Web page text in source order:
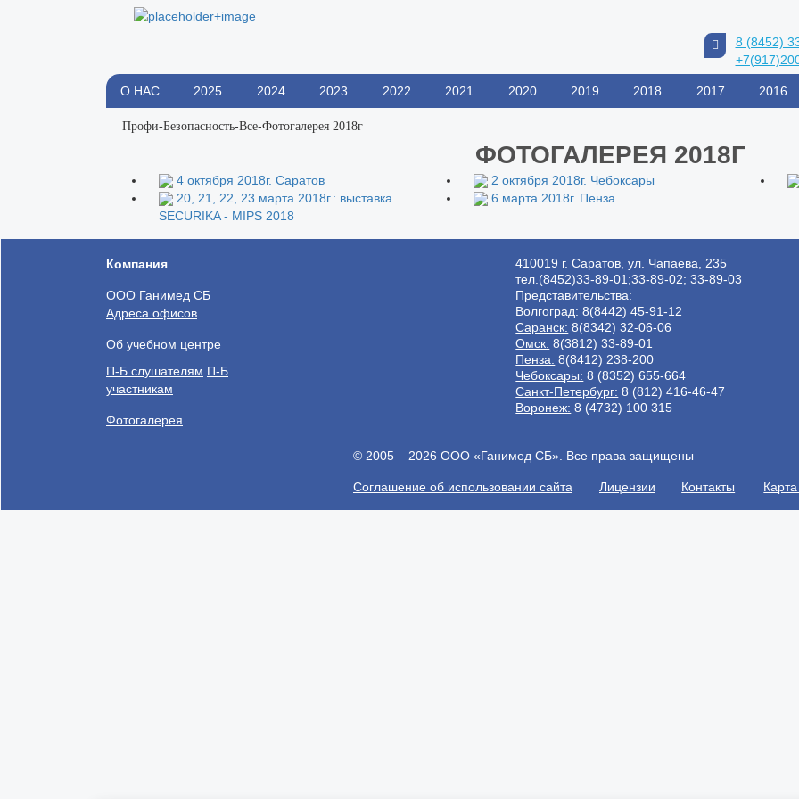
8 (8452)
О НАС 2025 2024 2023 2022 2021 2020 2019 2018 2017 2016
Профи-Безопасность-Все-Фотогалерея 2018г
ФОТОГАЛЕРЕЯ 2018Г
4 октября 2018г. Саратов 2 октября 2018г. Чебоксары
20, 21, 22, 23 марта 2018г.: выставка
SECURIKA - MIPS 2018
6 марта 2018г. Пенза
Компания
ООО Ганимед СБ
Адреса офисов
Об учебном центре
П-Б слушателям П-Б
участникам
Фотогалерея
410019 г. Саратов, ул. Чапаева, 235
тел.(8452)33-89-01;33-89-02; 33-89-03
Представительства:
Волгоград: 8(8442) 45-91-12
Саранск: 8(8342) 32-06-06
Омск: 8(3812) 33-89-01
Пенза: 8(8412) 238-200
Чебоксары: 8 (8352) 655-664
Санкт-Петербург: 8 (812) 416-46-47
Воронеж: 8 (4732) 100 315
© 2005 – 2026 ООО «Ганимед СБ». Все права защищены
Соглашение об использовании сайта Лицензии Контакты